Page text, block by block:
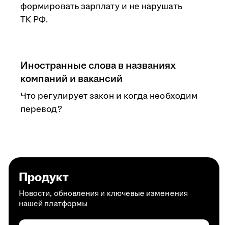
формировать зарплату и не нарушать
ТК РФ.
Иностранные слова в названиях
компаний и вакансий
Что регулирует закон и когда необходим
перевод?
Продукт
Новости, обновления и ключевые изменения
нашей платформы